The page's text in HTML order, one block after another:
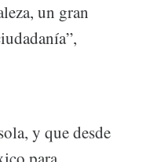
un gran
y que desde